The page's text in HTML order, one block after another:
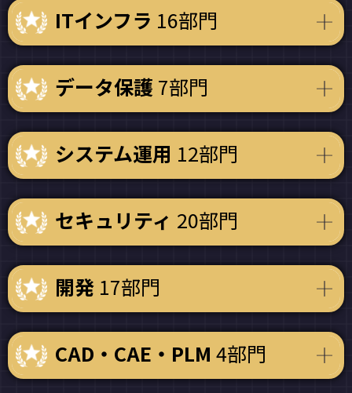
ITインフラ 16部門
データ保護 7部門
システム運用 12部門
セキュリティ 20部門
開発 17部門
CAD・CAE・PLM 4部門